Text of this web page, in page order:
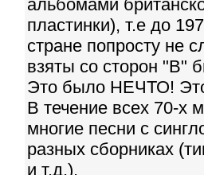
альбомами
пластинки), т.е до
стране попросту не
взяты со сторон "В"
Это было НЕЧТО! Это
В течение всех 70-х
многие песни с
разных сборниках
и т.д.).